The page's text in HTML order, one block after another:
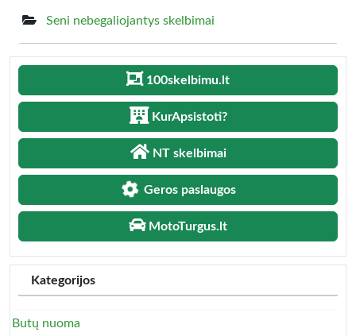
Seni nebegaliojantys skelbimai
100skelbimu.lt
KurApsistoti?
NT skelbimai
Geros paslaugos
MotoTurgus.lt
Kategorijos
Butų nuoma